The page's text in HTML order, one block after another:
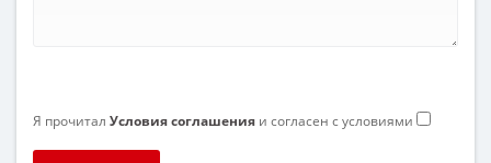
Я прочитал Условия соглашения и согласен с условиями